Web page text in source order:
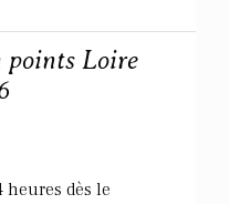
points Loire
heures dès le